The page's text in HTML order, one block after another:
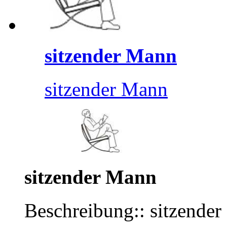
sitzender Mann
sitzender Mann
sitzender Mann
Beschreibung::